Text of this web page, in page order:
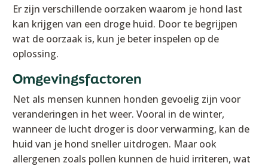
Er zijn verschillende oorzaken waarom je hond last
kan krijgen van een droge huid. Door te begrijpen
wat de oorzaak is, kun je beter inspelen op de
oplossing.
Omgevingsfactoren
Net als mensen kunnen honden gevoelig zijn voor
veranderingen in het weer. Vooral in de winter,
wanneer de lucht droger is door verwarming, kan de
huid van je hond sneller uitdrogen. Maar ook
allergenen zoals pollen kunnen de huid irriteren, wat